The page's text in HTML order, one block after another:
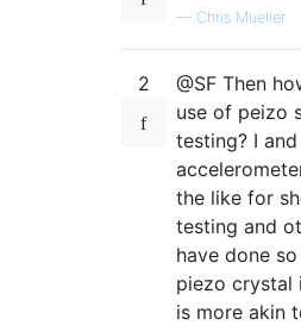
— Chris Mueller
2
@SF Then
use of peizo
testing? I
the like for
testing and
have done
piezo crystal
is more akin